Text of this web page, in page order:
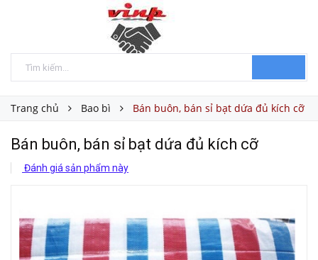
Trang chủ Bao bì Bán buôn, bán sỉ bạt dứa đủ kích cỡ
Bán buôn, bán sỉ bạt dứa đủ kích cỡ
Đánh giá sản phẩm này